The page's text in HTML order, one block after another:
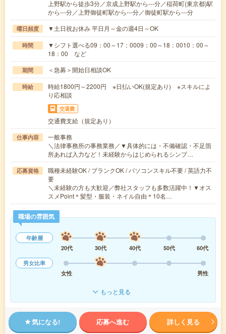
上野駅から徒歩3分／京成上野駅から---分／稲荷町(東京都)駅
から---分／上野御徒町駅から---分／御徒町駅から---分
曜日頻度 ▼土日祝お休み 平日月～金の週4日～OK
時間
▼シフト選べる09：00～17：0009：00～18：0010：00～
18：00 など
期間 ＜急募＞開始日相談OK
時給
時給1800円～2200円 ※日払いOK(規定あり) ※スキルによ
り応相談
交通費
交通費支給（規定あり）
仕事内容
一般事務
＼法律事務所の事務業務／▼具体的には・不備確認・不足箇
所あれば入力など！未経験からはじめられるシンプ…
応募資格
職種未経験OK / ブランクOK / パソコンスキル不要 / 英語力不
要
＼未経験の方も大歓迎／弊社スタッフも多数活躍中！▼オス
スメPoint＊髪型・服装・ネイル自由＊10名…
職場の雰囲気
年齢層
20代
30代 40代 50代
60代
男女比率
女性
男性
もっと見る
気になる! 応募へ進む 詳しく見る